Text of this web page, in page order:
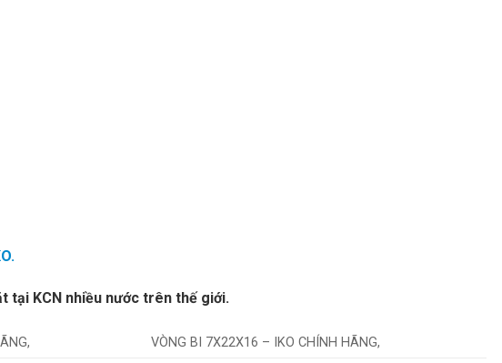
tại KCN nhiều nước trên thế giới.
VÒNG BI 7X22X16 – IKO CHÍNH HÃNG,